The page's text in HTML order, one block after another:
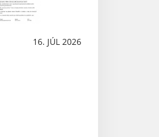
16. JÚL 2026